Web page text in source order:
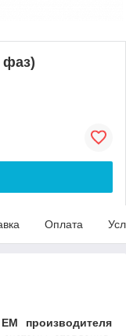
фаз)
Оплата
производителя